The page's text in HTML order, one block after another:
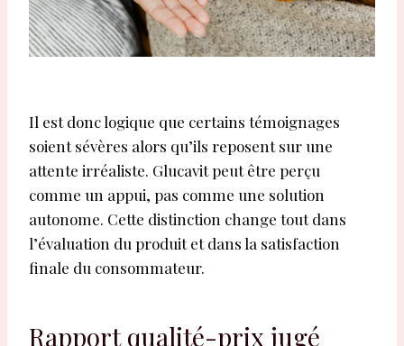
Il est donc logique que certains témoignages
soient sévères alors qu’ils reposent sur une
attente irréaliste. Glucavit peut être perçu
comme un appui, pas comme une solution
autonome. Cette distinction change tout dans
l’évaluation du produit et dans la satisfaction
finale du consommateur.
Rapport qualité-prix jugé